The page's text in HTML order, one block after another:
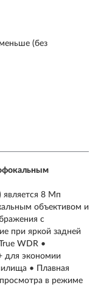
(без
является 8 Мп
объективом и
с
при яркой задней
WDR •
для экономии
• Плавная
просмотра в режиме